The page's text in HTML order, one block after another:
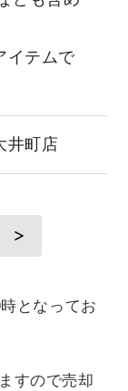
イテムで
井町店
となってお
すので売却